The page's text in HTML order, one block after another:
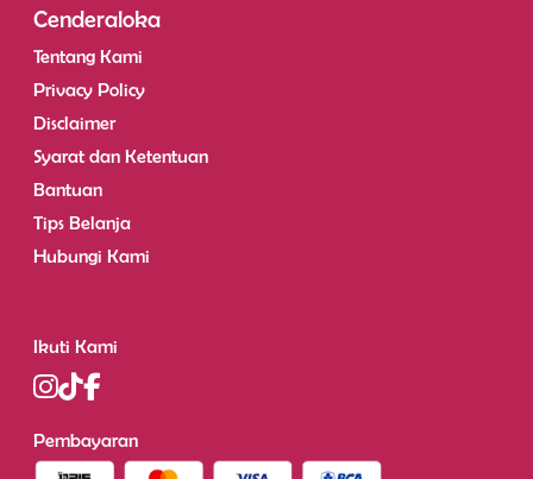
Cenderaloka
Tentang Kami
Privacy Policy
Disclaimer
Syarat dan Ketentuan
Bantuan
Tips Belanja
Hubungi Kami
Ikuti Kami
Pembayaran